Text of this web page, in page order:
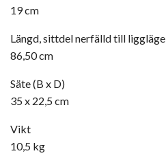
19 cm
Längd, sittdel nerfälld till liggläge
86,50 cm
Säte (B x D)
35 x 22,5 cm
Vikt
10,5 kg